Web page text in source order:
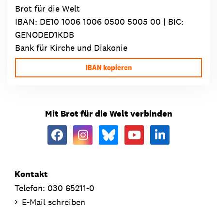
Brot für die Welt
IBAN: DE10 1006 1006 0500 5005 00 | BIC:
GENODED1KDB
Bank für Kirche und Diakonie
IBAN kopieren
Mit Brot für die Welt verbinden
Kontakt
Telefon: 030 65211-0
E-Mail schreiben